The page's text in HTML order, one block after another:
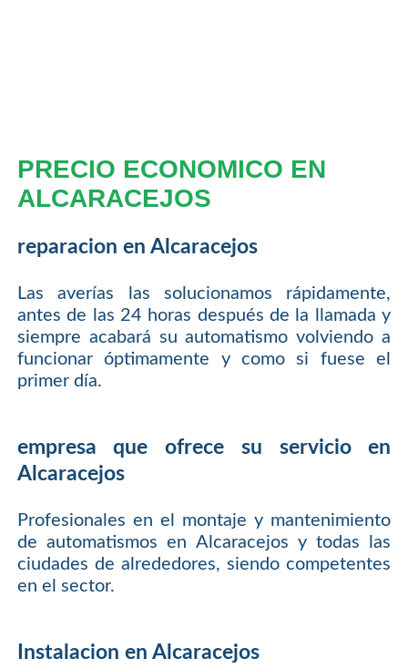
PRECIO ECONOMICO EN
ALCARACEJOS
reparacion en Alcaracejos
Las averías las solucionamos rápidamente,
antes de las 24 horas después de la llamada y
siempre acabará su automatismo volviendo a
funcionar óptimamente y como si fuese el
primer día.
empresa que ofrece su servicio en
Alcaracejos
Profesionales en el montaje y mantenimiento
de automatismos en Alcaracejos y todas las
ciudades de alrededores, siendo competentes
en el sector.
Instalacion en Alcaracejos